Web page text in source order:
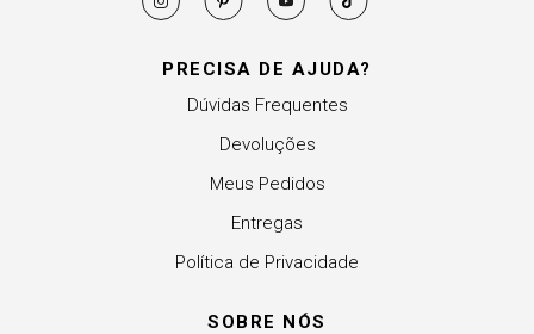
PRECISA DE AJUDA?
Dúvidas Frequentes
Devoluções
Meus Pedidos
Entregas
Política de Privacidade
SOBRE NÓS